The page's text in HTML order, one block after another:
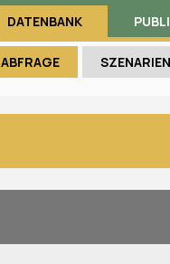
DATENBANK
ABFRAGE SZENARIEN